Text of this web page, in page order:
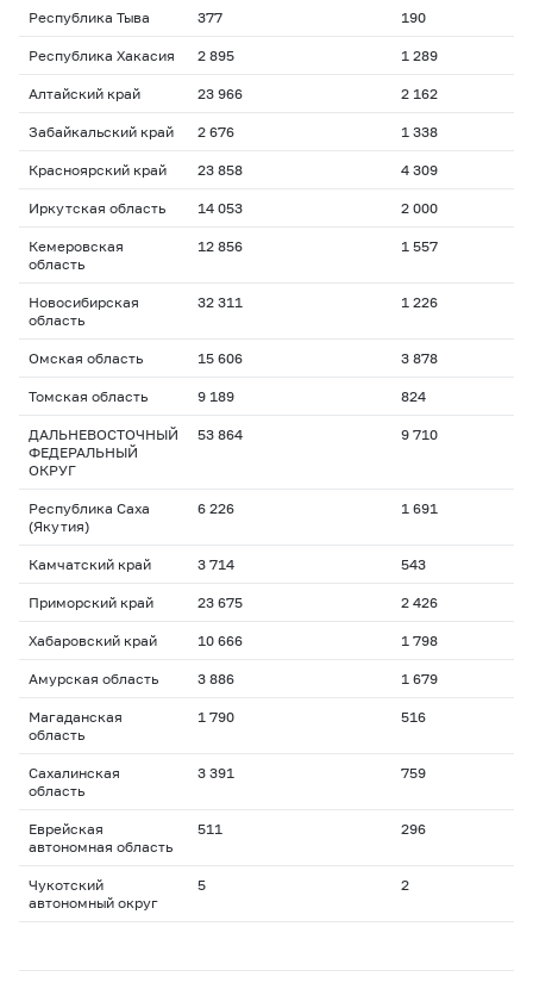
Республика Тыва 377 190
Республика Хакасия 2 895 1 289
Алтайский край 23 966 2 162
Забайкальский край 2 676 1 338
Красноярский край 23 858 4 309
Иркутская область 14 053 2 000
Кемеровская
область
12 856 1 557
Новосибирская
область
32 311 1 226
Омская область 15 606 3 878
Томская область 9 189 824
ДАЛЬНЕВОСТОЧНЫЙ
ФЕДЕРАЛЬНЫЙ
ОКРУГ
53 864 9 710
Республика Саха
(Якутия)
6 226 1 691
Камчатский край 3 714 543
Приморский край 23 675 2 426
Хабаровский край 10 666 1 798
Амурская область 3 886 1 679
Магаданская
область
1 790 516
Сахалинская
область
3 391 759
Еврейская
автономная область
511 296
Чукотский
автономный округ
5 2